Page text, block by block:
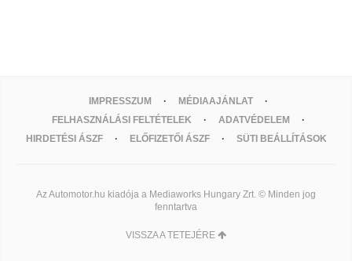
IMPRESSZUM
MÉDIAAJÁNLAT
FELHASZNÁLÁSI FELTÉTELEK
ADATVÉDELEM
HIRDETÉSI ÁSZF
ELŐFIZETŐI ÁSZF SÜTI BEÁLLÍTÁSOK
Az Automotor.hu kiadója a Mediaworks Hungary Zrt. © Minden jog
fenntartva
VISSZA A TETEJÉRE